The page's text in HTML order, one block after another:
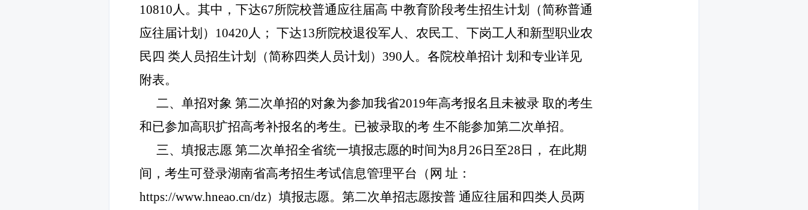
10810人。其中，下达67所院校普通应往届高 中教育阶段考生招生计划（简称普通
应往届计划） 10420人；下达13所院校退役军人、农民工、下岗工人和新型职业农
民四 类人员招生计划（简称四类人员计划） 390人。各院校单招计划和专业详见
附表。
二、单招对象第二次单招的对象为参加我省2019年高考报名且未被录取的考生
和已参加高职扩招高考补报名的考生。已被录取的考生不能参加第二次单招。
三、填报志愿第二次单招全省统一填报志愿的时间为8月 26 日至28 日，在此期
间，考生可登录湖南省高考招生考试信息管理平台（网址：
https://www.hneao.cn/dz）填报志愿。第二次单招志愿按普通应往届和四类人员两